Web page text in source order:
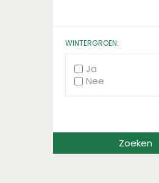
Zwart
WINTERGROEN:
Ja
Nee